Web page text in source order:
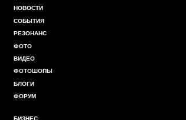
НОВОСТИ
СОБЫТИЯ
РЕЗОНАНС
ФОТО
ВИДЕО
ФОТОШОПЫ
БЛОГИ
ФОРУМ
БИЗНЕС